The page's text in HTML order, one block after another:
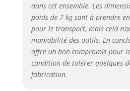
dans cet ensemble. Les
poids de 7 kg sont à prendre
pour le transport, mais cela
maniabilité des outils. En
offre un bon compromis pour
condition de tolérer quelques
fabrication.